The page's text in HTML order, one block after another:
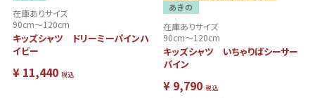
在庫ありサイズ
90cm～120cm
キッズシャツ ドリーミーパインハ
イビー
¥ 11,440 税込
あきの
在庫ありサイズ
90cm～120cm
キッズシャツ いちゃりばシーサー
パイン
¥ 9,790 税込